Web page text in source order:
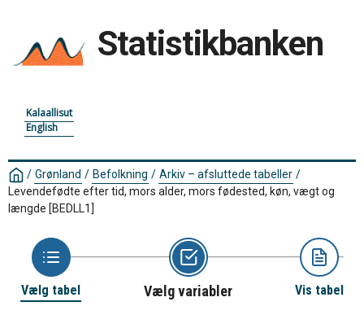
Statistikbanken
Kalaallisut
English
/ Grønland / Befolkning / Arkiv – afsluttede tabeller /
Levendefødte efter tid, mors alder, mors fødested, køn, vægt og
længde [BEDLL1]
Vælg tabel Vælg variabler Vis tabel